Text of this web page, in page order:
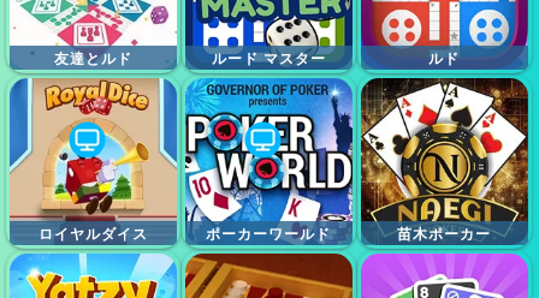
友達とルド ルード マスター ルド
ロイヤルダイス ポーカーワールド 苗木ポーカー